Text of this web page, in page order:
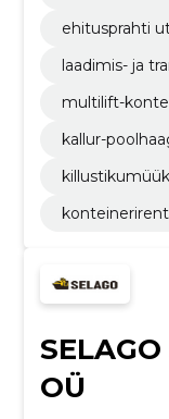
ehitusprahti
laadimis- ja
multilift-
kallur-
konteinerirent
SELAGO
OÜ